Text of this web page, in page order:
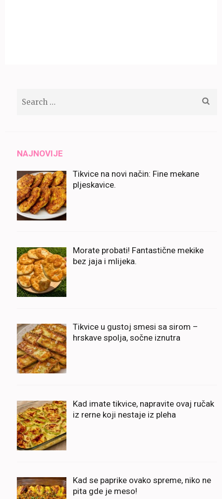
NAJNOVIJE
Tikvice na novi način: Fine mekane
pljeskavice.
Morate probati! Fantastične mekike
bez jaja i mlijeka.
Tikvice u gustoj smesi sa sirom –
hrskave spolja, sočne iznutra
Kad imate tikvice, napravite ovaj ručak
iz rerne koji nestaje iz pleha
Kad se paprike ovako spreme, niko ne
pita gde je meso!